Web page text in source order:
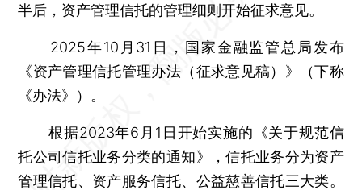
半后，资产管理信托的管理细则开始征求意见。
2025年10月31日，国家金融监管总局发布
《资产管理信托管理办法（征求意见稿）》（下称
《办法》）。
根据2023年6月1日开始实施的《关于规范信
托公司信托业务分类的通知》，信托业务分为资产
管理信托、资产服务信托、公益慈善信托三大类。